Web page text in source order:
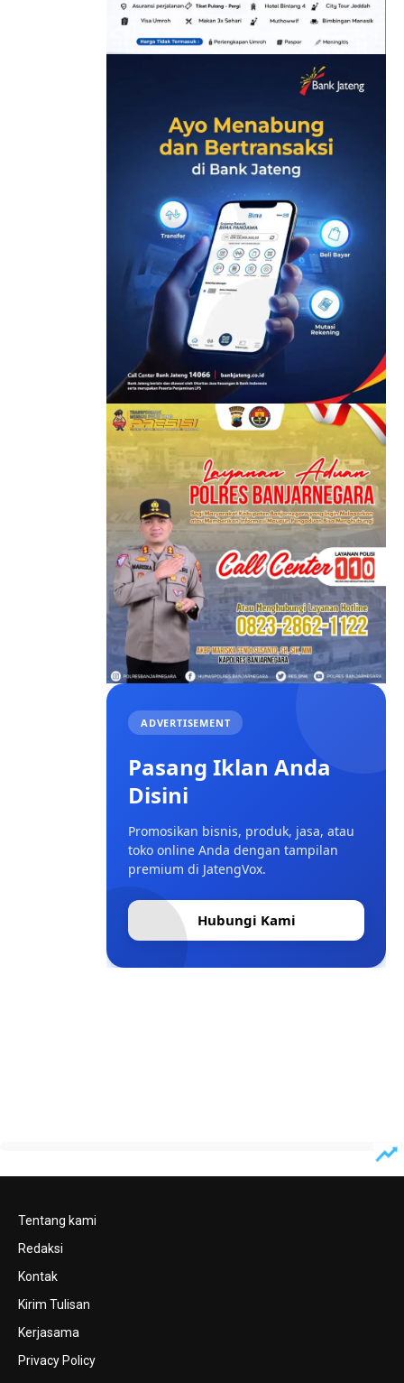
ADVERTISEMENT
Pasang Iklan Anda
Disini
Promosikan bisnis, produk, jasa, atau
toko online Anda dengan tampilan
premium di JatengVox.
Hubungi Kami
Tentang kami
Redaksi
Kontak
Kirim Tulisan
Kerjasama
Privacy Policy